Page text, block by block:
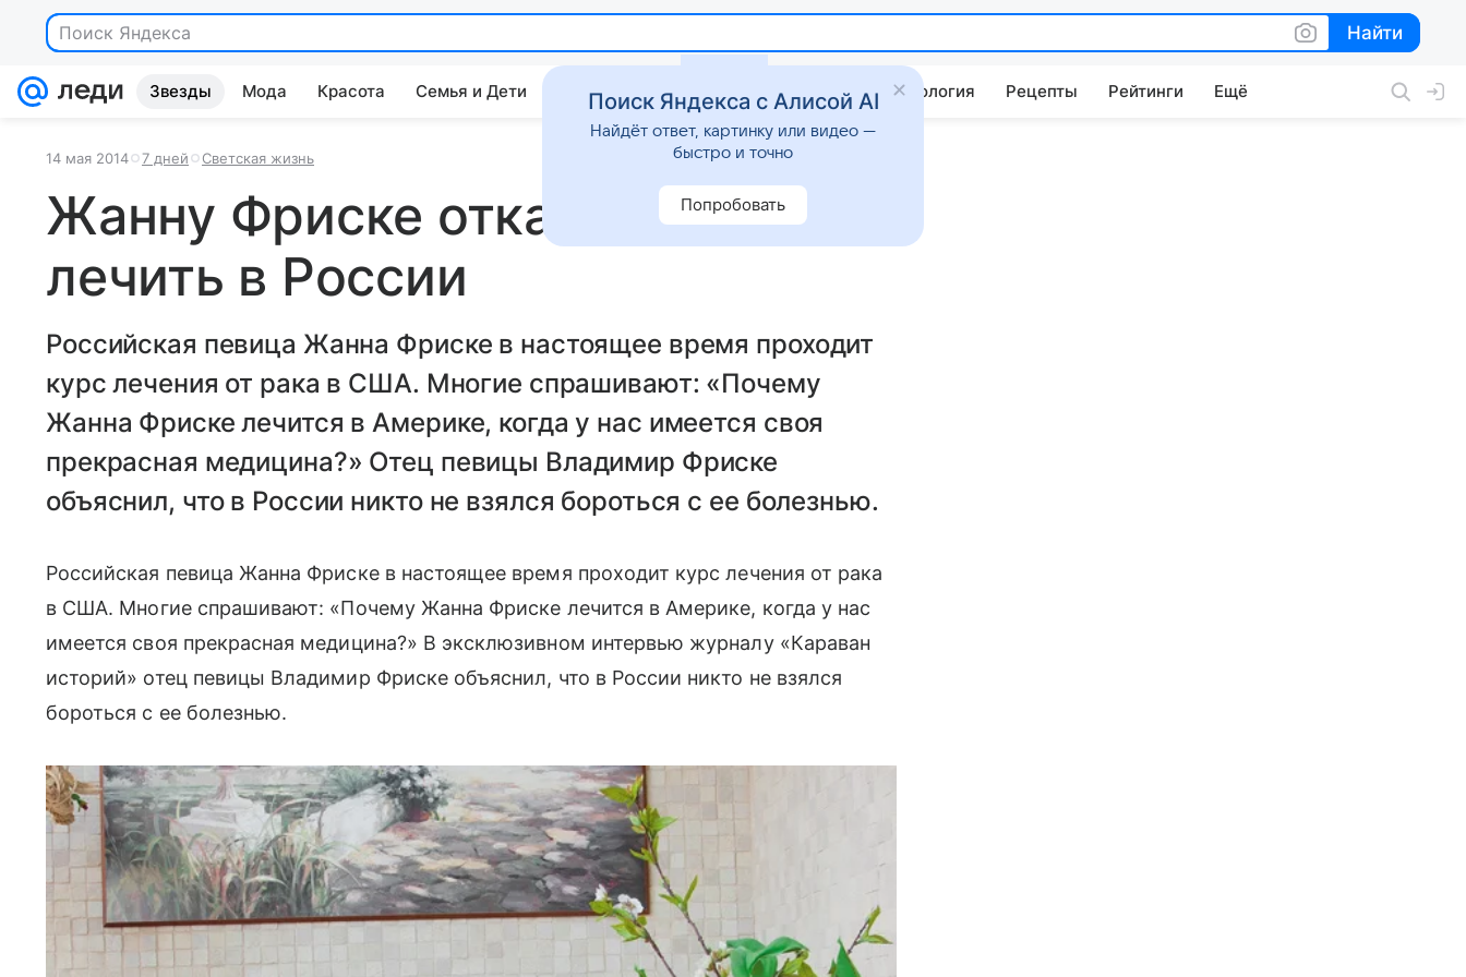
Поиск Яндекса Найти
Найти
Звезды Мода Красота Семья и Дети Дом Гороскопы Стиль жизни Психология Рецепты Рейтинги Ещё
14 мая 2014 7 дней Светская жизнь
Жанну Фриске отказались
лечить в России
Российская певица Жанна Фриске в настоящее время проходит
курс лечения от рака в США. Многие спрашивают: «Почему
Жанна Фриске лечится в Америке, когда у нас имеется своя
прекрасная медицина?» Отец певицы Владимир Фриске
объяснил, что в России никто не взялся бороться с ее болезнью.
Российская певица Жанна Фриске в настоящее время проходит курс лечения от рака
в США. Многие спрашивают: «Почему Жанна Фриске лечится в Америке, когда у нас
имеется своя прекрасная медицина?» В эксклюзивном интервью журналу «Караван
историй» отец певицы Владимир Фриске объяснил, что в России никто не взялся
бороться с ее болезнью.
Поиск Яндекса с Алисой AI
Найдёт ответ, картинку или видео —
быстро и точно
Попробовать